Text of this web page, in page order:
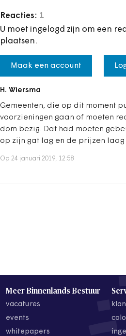
Reacties: 1
U moet ingelogd zijn om een
plaatsen.
Maak een account
H. Wiersma
Gemeenten, die op dit moment
voorzieningen gaan of moeten
dom bezig. Dat had moeten
op zijn gat lag en de prijzen laag
Op 24 januari 2019, 12:58
Meer Binnenlands Bestuur
vacatures
events
whitepapers